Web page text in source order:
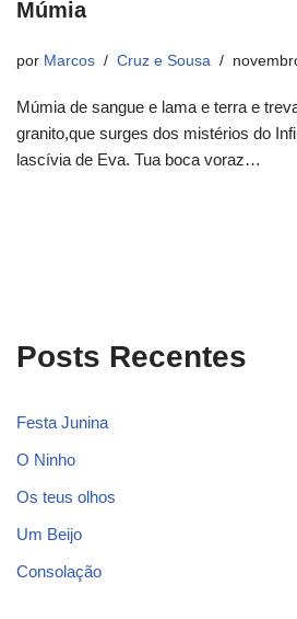
Múmia
por Marcos Cruz e Sousa
Múmia de sangue e lama e terra e
granito,que surges dos mistérios do
lascívia de Eva. Tua boca voraz…
Posts Recentes
Festa Junina
O Ninho
Os teus olhos
Um Beijo
Consolação